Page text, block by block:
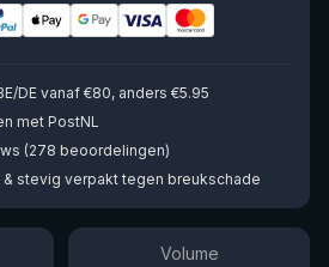
DE vanaf €80, anders €5.95
met PostNL
(278 beoordelingen)
stevig verpakt tegen breukschade
Volume